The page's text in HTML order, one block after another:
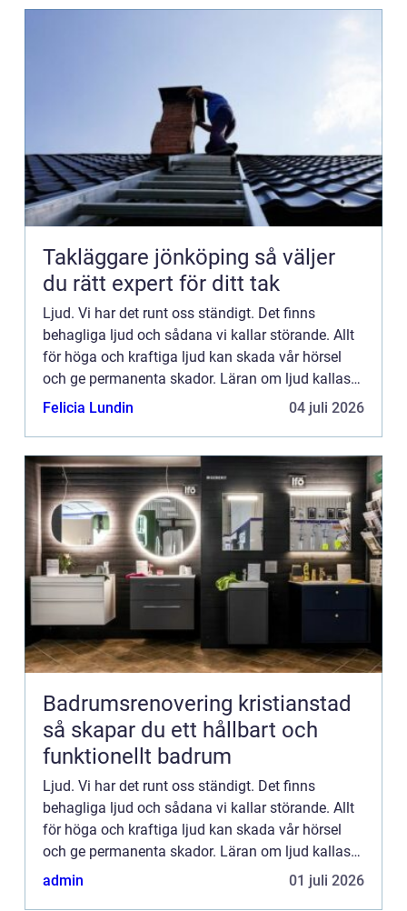
Takläggare jönköping så väljer
du rätt expert för ditt tak
Ljud. Vi har det runt oss ständigt. Det finns
behagliga ljud och sådana vi kallar störande. Allt
för höga och kraftiga ljud kan skada vår hörsel
och ge permanenta skador. Läran om ljud kallas
akustik och prec...
Felicia Lundin 04 juli 2026
Badrumsrenovering kristianstad
så skapar du ett hållbart och
funktionellt badrum
Ljud. Vi har det runt oss ständigt. Det finns
behagliga ljud och sådana vi kallar störande. Allt
för höga och kraftiga ljud kan skada vår hörsel
och ge permanenta skador. Läran om ljud kallas
akustik och prec...
admin 01 juli 2026